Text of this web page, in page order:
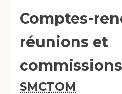
Comptes-
réunions et
commissions
SMCTOM